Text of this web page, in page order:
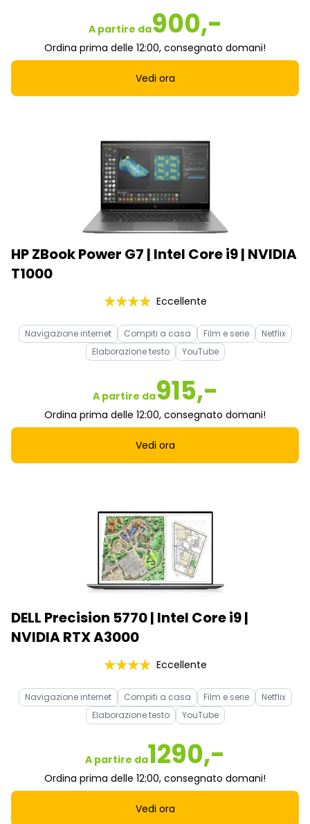
A partire da900,-
Ordina prima delle 12:00, consegnato domani!
Vedi ora
HP ZBook Power G7 | Intel Core i9 | NVIDIA
T1000
Eccellente
Navigazione internet Compiti a casa Film e serie
Netflix
Elaborazione testo
YouTube
A partire da915,-
Ordina prima delle 12:00, consegnato domani!
Vedi ora
DELL Precision 5770 | Intel Core i9 |
NVIDIA RTX A3000
Eccellente
Navigazione internet Compiti a casa Film e serie
Netflix
Elaborazione testo
YouTube
A partire da1290,-
Ordina prima delle 12:00, consegnato domani!
Vedi ora